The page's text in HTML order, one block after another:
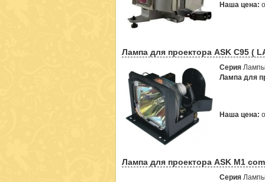
Наша цена:
Лампа для проектора ASK C95 (
Серия
Лампа для
Наша цена:
Лампа для проектора ASK M1
Серия